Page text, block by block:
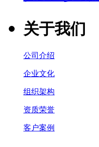
关于我们
公司介绍
企业文化
组织架构
资质荣誉
客户案例